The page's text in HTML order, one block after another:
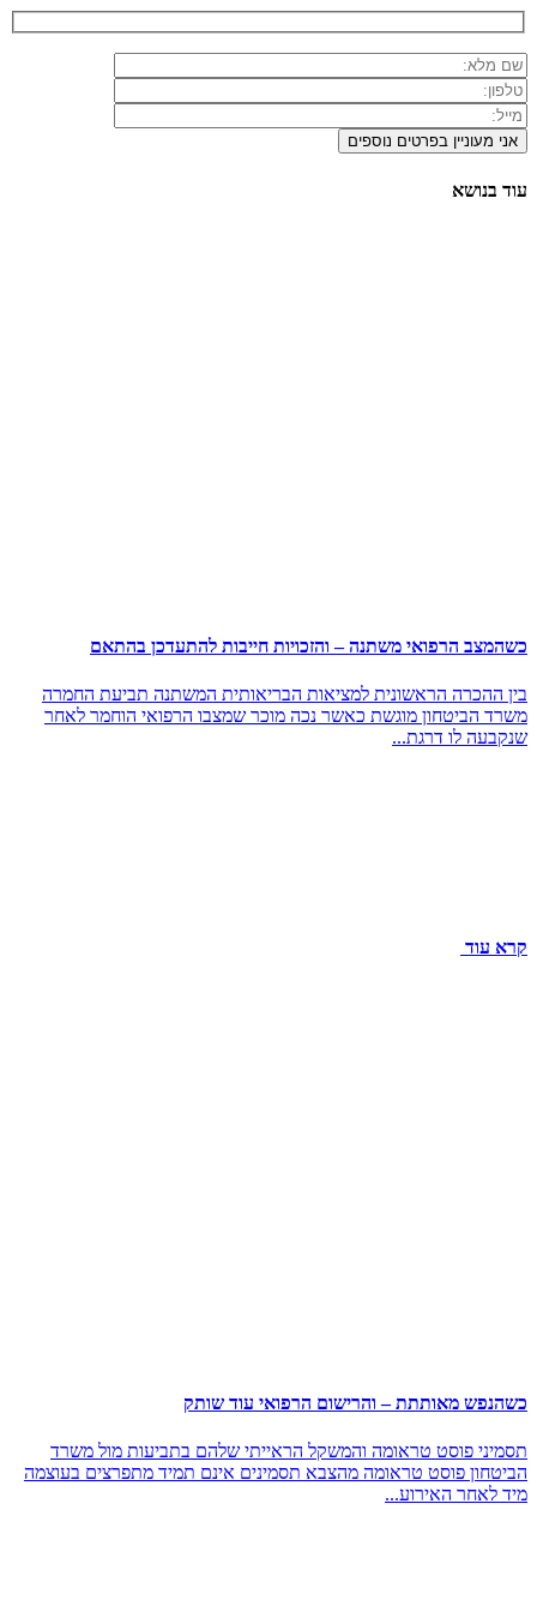
עוד בנושא
כשהמצב הרפואי משתנה – והזכויות חייבות להתעדכן בהתאם
בין ההכרה הראשונית למציאות הבריאותית המשתנה תביעת החמרה
משרד הביטחון מוגשת כאשר נכה מוכר שמצבו הרפואי הוחמר לאחר
שנקבעה לו דרגת...
קרא עוד
כשהנפש מאותתת – והרישום הרפואי עוד שותק
תסמיני פוסט טראומה והמשקל הראייתי שלהם בתביעות מול משרד
הביטחון פוסט טראומה מהצבא תסמינים אינם תמיד מתפרצים בעוצמה
מיד לאחר האירוע...